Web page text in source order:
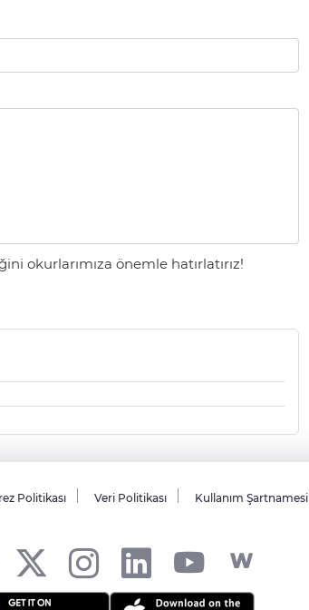
okurlarımıza önemle hatırlatırız!
Politikası Veri Politikası Kullanım Şartnamesi